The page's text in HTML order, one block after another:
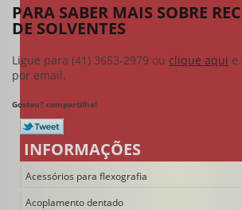
PARA SABER MAIS SOBRE
DE SOLVENTES
Ligue para (41) 3653-2979 ou clique aqui e
por email.
Gostou? compartilhe!
INFORMAÇÕES
Acessórios para flexografia
Acoplamento dentado